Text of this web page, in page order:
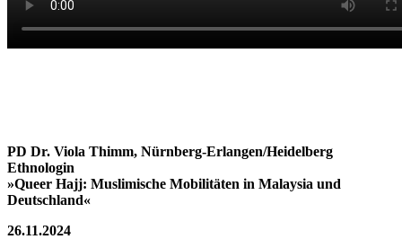
PD Dr. Viola Thimm, Nürnberg-Erlangen/Heidelberg
Ethnologin
»Queer Hajj: Muslimische Mobilitäten in Malaysia und
Deutschland«
26.11.2024